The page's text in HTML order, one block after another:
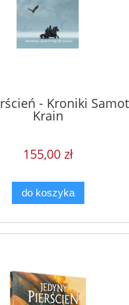
- Kroniki
Krain
155,00 zł
do koszyka